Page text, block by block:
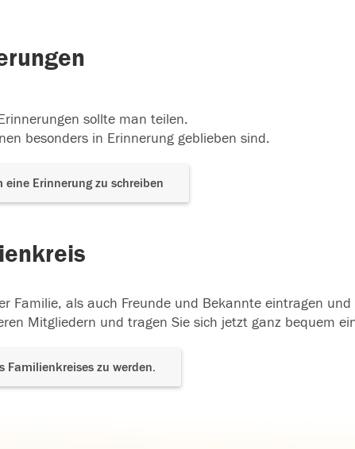
sollte man teilen.
besonders in Erinnerung geblieben sind.
Erinnerung zu schreiben
Familie, als auch Freunde und Bekannte eintragen und
Mitgliedern und tragen Sie sich jetzt ganz bequem
Familienkreises zu werden.